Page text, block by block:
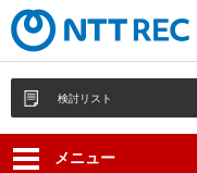
検討リスト
メニュー